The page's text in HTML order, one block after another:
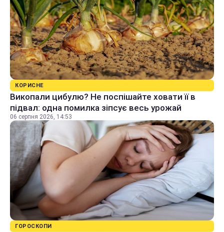
КОРИСНЕ
Викопали цибулю? Не поспішайте ховати її в
підвал: одна помилка зіпсує весь урожай
06 серпня 2026, 14:53
ГОРОСКОПИ